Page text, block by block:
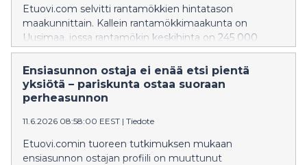
Etuovi.com selvitti rantamökkien hintatason
maakunnittain. Kallein rantamökkimaakunta on
Uusimaa, jossa rantamökin keskihinta on 245 000
euroa, kun taas Kainuusta rantamökin saa keskimäärin
78 000 eurolla. Uudellamaalla 2010–2020-luvuilla
rakennetun mökin keskihinta nousee peräti 457 000
euroon. Eniten myytäviä rantamökkejä on Etelä-
Ensiasunnon ostaja ei enää etsi pientä
yksiötä – pariskunta ostaa suoraan
perheasunnon
11.6.2026 08:58:00 EEST | Tiedote
Etuovi.comin tuoreen tutkimuksen mukaan
ensiasunnon ostajan profiili on muuttunut